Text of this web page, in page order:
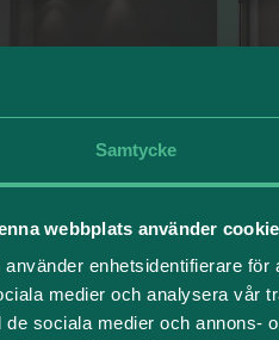
Samtycke
webbplats använder
använder enhetsidentifierare
medier och analysera vår
de sociala medier och annons-